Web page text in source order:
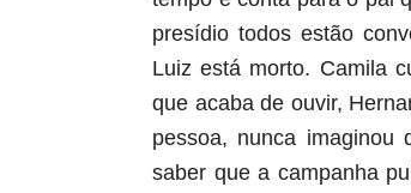
presídio todos estão
Luiz está morto. Camila
que acaba de ouvir,
pessoa, nunca
saber que a campanha